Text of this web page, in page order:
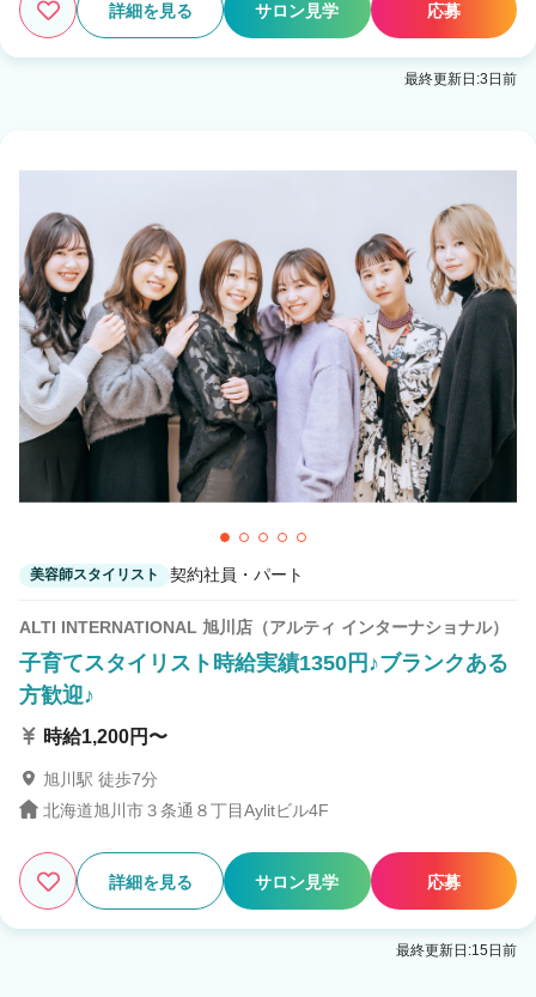
詳細を見る サロン見学 応募
最終更新日:3日前
美容師スタイリスト 契約社員・パート
ALTI INTERNATIONAL 旭川店（アルティ インターナショナル）
子育てスタイリスト時給実績1350円♪ブランクある
方歓迎♪
時給1,200円〜
旭川駅 徒歩7分
北海道旭川市３条通８丁目Aylitビル4F
詳細を見る サロン見学 応募
最終更新日:15日前